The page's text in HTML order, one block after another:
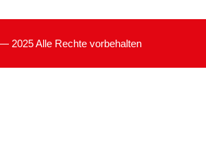
2025 Alle Rechte vorbehalten